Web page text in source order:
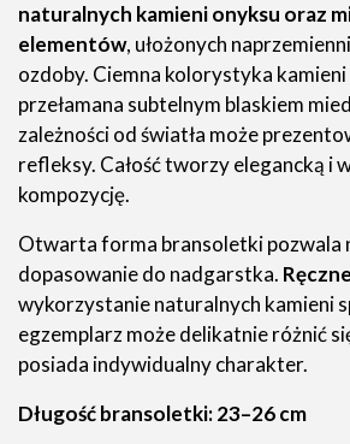
naturalnych kamieni onyksu oraz
elementów, ułożonych
ozdoby. Ciemna kolorystyka kamieni
przełamana subtelnym blaskiem
zależności od światła może
refleksy. Całość tworzy elegancką i
kompozycję.
Otwarta forma bransoletki pozwala
dopasowanie do nadgarstka.
wykorzystanie naturalnych kamieni
egzemplarz może delikatnie różnić
posiada indywidualny charakter.
Długość bransoletki: 23–26 cm